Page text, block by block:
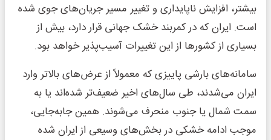
بیشتر، افزایش ناپایداری و تغییر مسیر جریان‌های جوی شده
است. ایران که در کمربند خشک جهانی قرار دارد، بیش از
بسیاری از کشورها از این تغییرات آسیب‌پذیر خواهد بود.
سامانه‌های بارشی پاییزی که معمولاً از عرض‌های بالاتر وارد
ایران می‌شدند، طی سال‌های اخیر ضعیف‌تر شده‌اند یا به
سمت شمال یا جنوب منحرف می‌شوند. همین جابه‌جایی،
موجب ادامه خشکی در بخش‌های وسیعی از ایران شده